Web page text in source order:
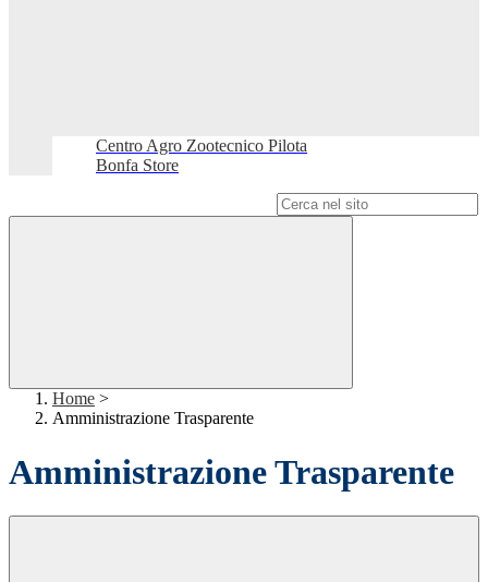
Centro Agro Zootecnico Pilota
Bonfa Store
Home >
Amministrazione Trasparente
Amministrazione Trasparente